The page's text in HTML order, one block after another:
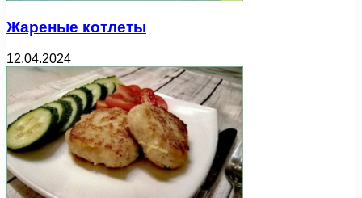
Жареные котлеты
12.04.2024